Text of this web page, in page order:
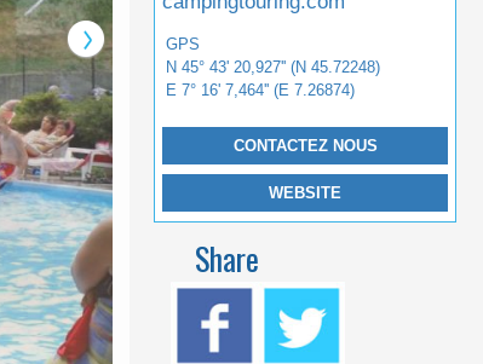
GPS
N 45° 43' 20,927'' (N 45.72248)
E 7° 16' 7,464'' (E 7.26874)
CONTACTEZ NOUS
WEBSITE
Share